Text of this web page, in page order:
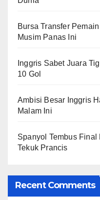
Bursa Transfer
Musim Panas Ini
Inggris Sabet Juara
10 Gol
Ambisi Besar Inggris
Malam Ini
Spanyol Tembus
Tekuk Prancis
Recent Comments